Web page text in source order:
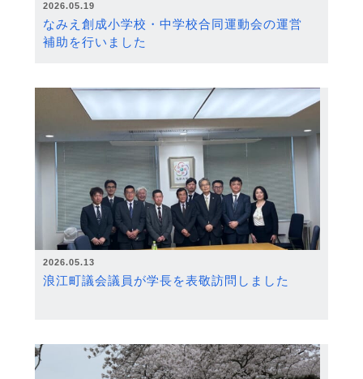
2026.05.19
なみえ創成小学校・中学校合同運動会の運営
補助を行いました
2026.05.13
浪江町議会議員が学長を表敬訪問しました